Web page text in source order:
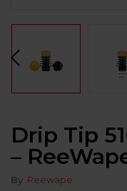
Drip Tip
–
By Reewape